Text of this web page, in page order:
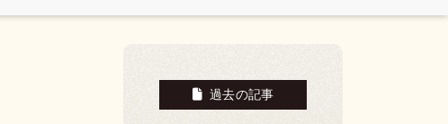
過去の記事